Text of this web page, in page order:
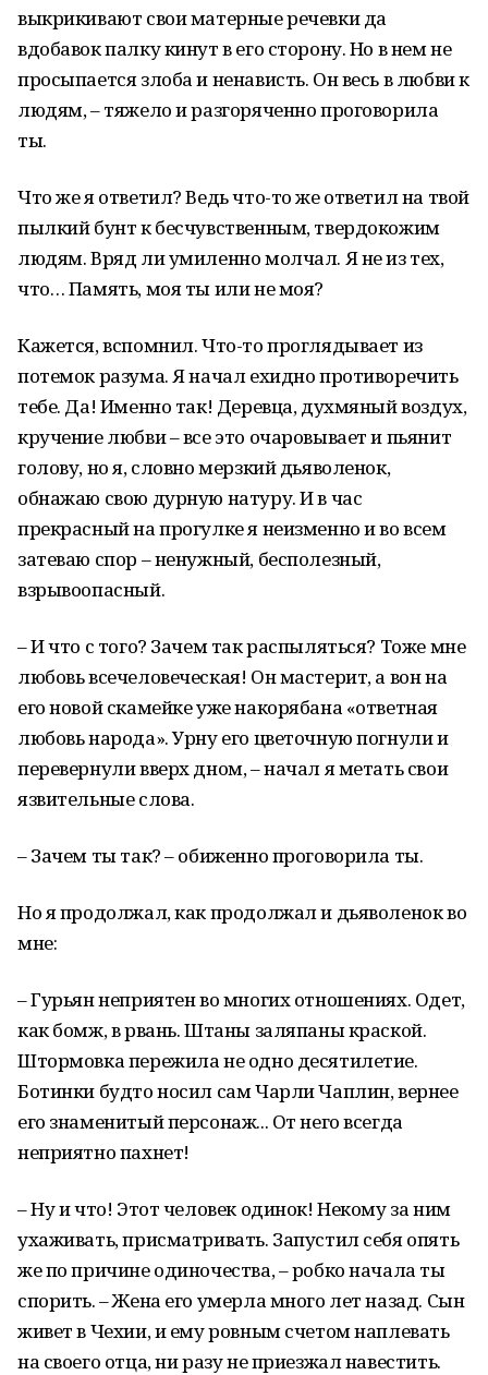
выкрикивают свои матерные речевки да
вдобавок палку кинут в его сторону. Но в нем не
просыпается злоба и ненависть. Он весь в любви к
людям, – тяжело и разгоряченно проговорила
ты.
Что же я ответил? Ведь что-то же ответил на твой
пылкий бунт к бесчувственным, твердокожим
людям. Вряд ли умиленно молчал. Я не из тех,
что… Память, моя ты или не моя?
Кажется, вспомнил. Что-то проглядывает из
потемок разума. Я начал ехидно противоречить
тебе. Да! Именно так! Деревца, духмяный воздух,
кручение любви – все это очаровывает и пьянит
голову, но я, словно мерзкий дьяволенок,
обнажаю свою дурную натуру. И в час
прекрасный на прогулке я неизменно и во всем
затеваю спор – ненужный, бесполезный,
взрывоопасный.
– И что с того? Зачем так распыляться? Тоже мне
любовь всечеловеческая! Он мастерит, а вон на
его новой скамейке уже накорябана «ответная
любовь народа». Урну его цветочную погнули и
перевернули вверх дном, – начал я метать свои
язвительные слова.
– Зачем ты так? – обиженно проговорила ты.
Но я продолжал, как продолжал и дьяволенок во
мне:
– Гурьян неприятен во многих отношениях. Одет,
как бомж, в рвань. Штаны заляпаны краской.
Штормовка пережила не одно десятилетие.
Ботинки будто носил сам Чарли Чаплин, вернее
его знаменитый персонаж... От него всегда
неприятно пахнет!
– Ну и что! Этот человек одинок! Некому за ним
ухаживать, присматривать. Запустил себя опять
же по причине одиночества, – робко начала ты
спорить. – Жена его умерла много лет назад. Сын
живет в Чехии, и ему ровным счетом наплевать
на своего отца, ни разу не приезжал навестить.